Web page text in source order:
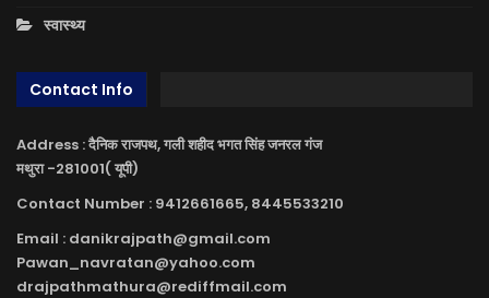
स्वास्थ्य
Contact Info
Address : दैनिक राजपथ, गली शहीद भगत सिंह जनरल गंज
मथुरा -281001( यूपी)
Contact Number : 9412661665, 8445533210
Email : danikrajpath@gmail.com
Pawan_navratan@yahoo.com
drajpathmathura@rediffmail.com